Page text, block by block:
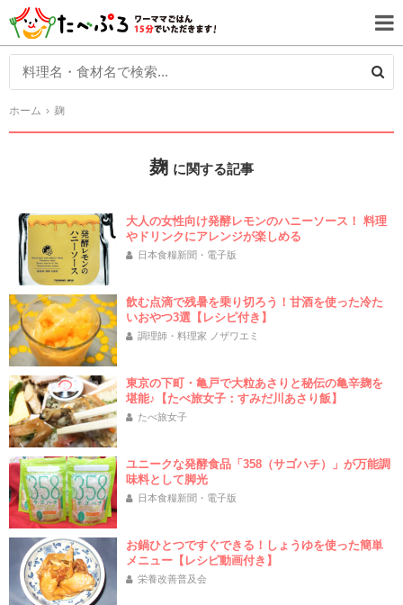
ホーム 麹
麹 に関する記事
大人の女性向け発酵レモンのハニーソース！ 料理
やドリンクにアレンジが楽しめる
日本食糧新聞・電子版
飲む点滴で残暑を乗り切ろう！甘酒を使った冷た
いおやつ3選【レシピ付き】
調理師・料理家 ノザワエミ
東京の下町・亀戸で大粒あさりと秘伝の亀辛麹を
堪能♪【たべ旅女子：すみだ川あさり飯】
たべ旅女子
ユニークな発酵食品「358（サゴハチ）」が万能調
味料として脚光
日本食糧新聞・電子版
お鍋ひとつですぐできる！しょうゆを使った簡単
メニュー【レシピ動画付き】
栄養改善普及会